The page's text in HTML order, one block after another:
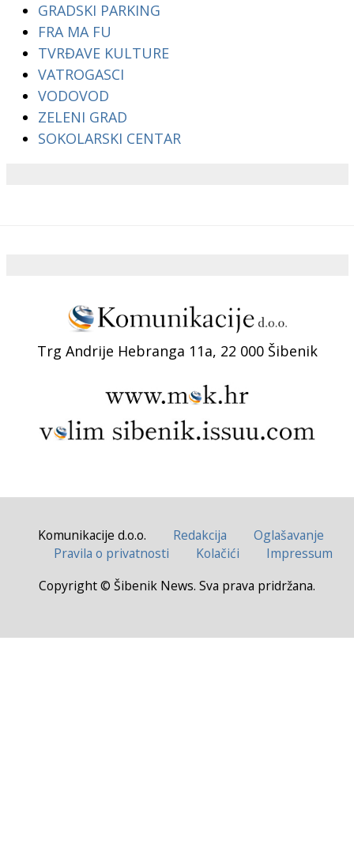
GRADSKI PARKING
FRA MA FU
TVRĐAVE KULTURE
VATROGASCI
VODOVOD
ZELENI GRAD
SOKOLARSKI CENTAR
Trg Andrije Hebranga 11a, 22 000 Šibenik
Komunikacije d.o.o. Redakcija
Oglašavanje
Pravila o privatnosti
Kolačići
Impressum
Copyright © Šibenik News. Sva prava pridržana.